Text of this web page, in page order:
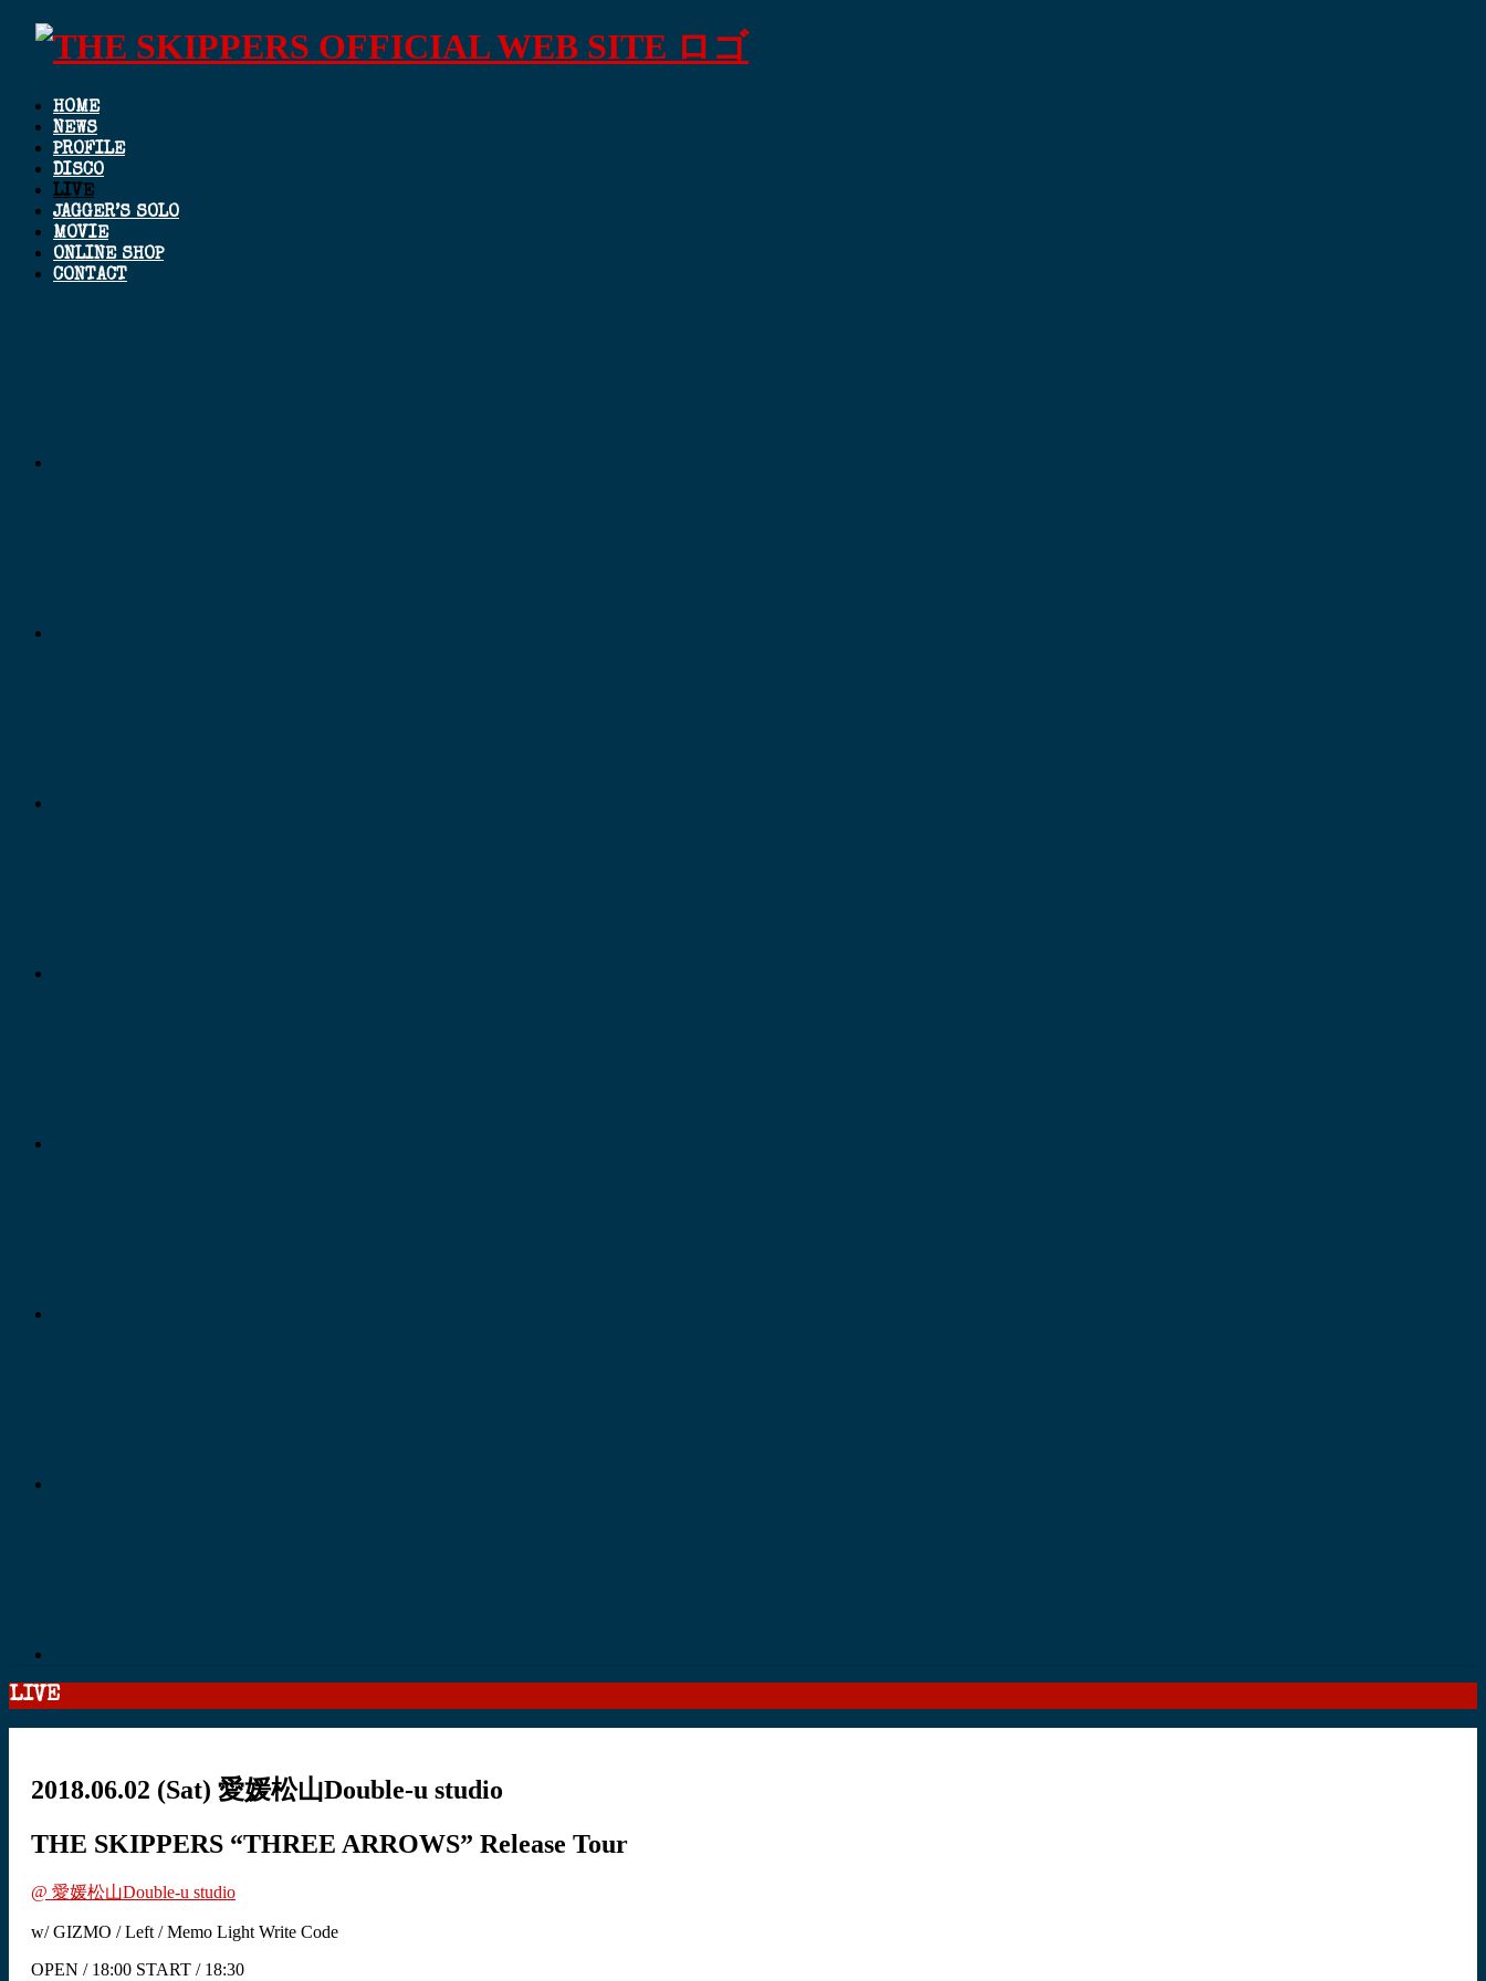
HOME
NEWS
PROFILE
DISCO
LIVE
JAGGER’S SOLO
MOVIE
ONLINE SHOP
CONTACT
LIVE
2018.06.02 (Sat) 愛媛松山Double-u studio
THE SKIPPERS “THREE ARROWS” Release Tour
@ 愛媛松山Double-u studio
w/ GIZMO / Left / Memo Light Write Code
OPEN / 18:00 START / 18:30